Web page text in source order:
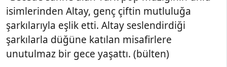
isimlerinden Altay, genç çiftin mutluluğa
şarkılarıyla eşlik etti. Altay seslendirdiği
şarkılarla düğüne katılan misafirlere
unutulmaz bir gece yaşattı. (bülten)